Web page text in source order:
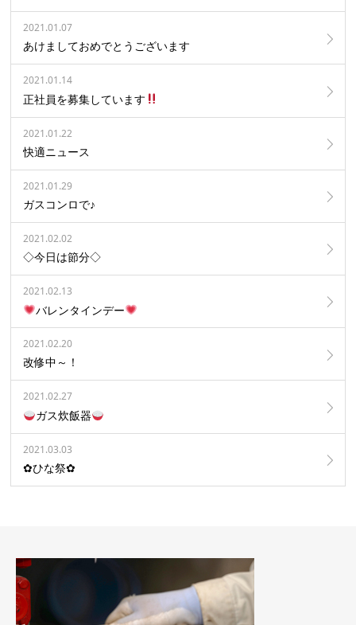
2021.01.07
あけましておめでとうございます
2021.01.14
正社員を募集しています
2021.01.22
快適ニュース
2021.01.29
ガスコンロで♪
2021.02.02
◇今日は節分◇
2021.02.13
バレンタインデー
2021.02.20
改修中～！
2021.02.27
ガス炊飯器
2021.03.03
✿ひな祭✿